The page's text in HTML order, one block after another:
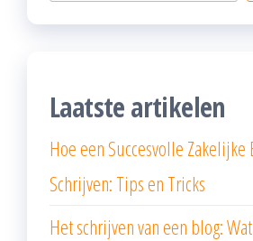
Laatste artikelen
Hoe een Succesvolle Zakelijke
Schrijven: Tips en Tricks
Het schrijven van een blog: